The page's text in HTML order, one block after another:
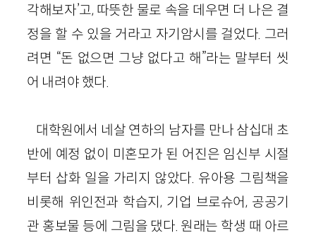
각해보자’고, 따뜻한 물로 속을 데우면 더 나은 결
정을 할 수 있을 거라고 자기암시를 걸었다. 그러
려면 “돈 없으면 그냥 없다고 해”라는 말부터 씻
어 내려야 했다.
대학원에서 네살 연하의 남자를 만나 삼십대 초
반에 예정 없이 미혼모가 된 어진은 임신부 시절
부터 삽화 일을 가리지 않았다. 유아용 그림책을
비롯해 위인전과 학습지, 기업 브로슈어, 공공기
관 홍보물 등에 그림을 댔다. 원래는 학생 때 아르